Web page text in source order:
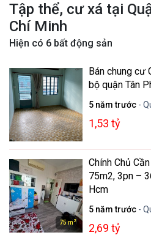
Tập thể, cư xá tại
Chí Minh
Hiện có 6 bất động sản
Bán chung cư
bộ quận Tân
5 năm trước -
1,53 tỷ
75 m 2
Chính Chủ
75m2, 3pn –
Hcm
5 năm trước -
2,69 tỷ